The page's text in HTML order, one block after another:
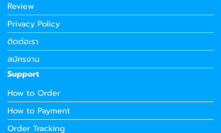
Review
Privacy Policy
ติดต่อเรา
สมัครงาน
Support
How to Order
How to Payment
Order Tracking